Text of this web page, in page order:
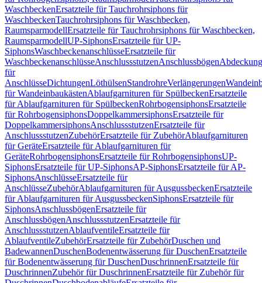
WaschbeckenErsatzteile für Tauchrohrsiphons für
WaschbeckenTauchrohrsiphons für Waschbecken,
RaumsparmodellErsatzteile für Tauchrohrsiphons für Waschbecken,
RaumsparmodellUP-SiphonsErsatzteile für UP-
SiphonsWaschbeckenanschlüsseErsatzteile für
WaschbeckenanschlüsseAnschlussstutzenAnschlussbögen
für
AnschlüsseDichtungenLöthülsenStandrohreVerlängerungen
für WandeinbaukästenAblaufgarnituren für SpülbeckenErsatzteile
für Ablaufgarnituren für SpülbeckenRohrbogensiphonsErsatzteile
für RohrbogensiphonsDoppelkammersiphonsErsatzteile für
DoppelkammersiphonsAnschlussstutzenErsatzteile für
AnschlussstutzenZubehörErsatzteile für ZubehörAblaufgarnituren
für GeräteErsatzteile für Ablaufgarnituren für
GeräteRohrbogensiphonsErsatzteile für RohrbogensiphonsUP-
SiphonsErsatzteile für UP-SiphonsAP-SiphonsErsatzteile für AP-
SiphonsAnschlüsseErsatzteile für
AnschlüsseZubehörAblaufgarnituren für AusgussbeckenErsatzteile
für Ablaufgarnituren für AusgussbeckenSiphonsErsatzteile für
SiphonsAnschlussbögenErsatzteile für
AnschlussbögenAnschlussstutzenErsatzteile für
AnschlussstutzenAblaufventileErsatzteile für
AblaufventileZubehörErsatzteile für ZubehörDuschen und
BadewannenDuschenBodenentwässerung für DuschenErsatzteile
für Bodenentwässerung für DuschenDuschrinnenErsatzteile für
DuschrinnenZubehör für DuschrinnenErsatzteile für Zubehör für